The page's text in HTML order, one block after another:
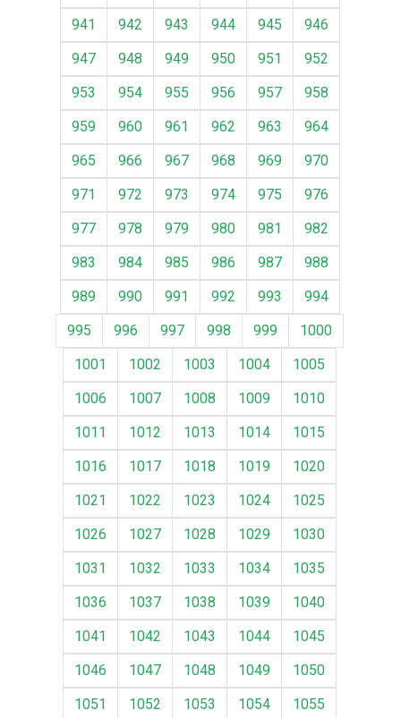
941
942 943 944 945
946
947
948 949 950 951
952
953
954 955 956 957
958
959
960 961 962 963
964
965
966 967 968 969
970
971
972 973 974 975
976
977
978 979 980 981
982
983
984 985 986 987
988
989
990 991 992 993
994
995
996 997 998 999
1000
1001
1002 1003 1004
1005
1006
1007 1008 1009
1010
1011
1012 1013 1014
1015
1016
1017 1018 1019
1020
1021
1022 1023 1024
1025
1026
1027 1028 1029
1030
1031
1032 1033 1034
1035
1036
1037 1038 1039
1040
1041
1042 1043 1044
1045
1046
1047 1048 1049
1050
1051
1052 1053 1054 1055